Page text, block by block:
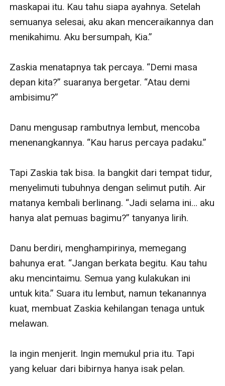
maskapai itu. Kau tahu siapa ayahnya. Setelah
semuanya selesai, aku akan menceraikannya dan
menikahimu. Aku bersumpah, Kia.”
Zaskia menatapnya tak percaya. “Demi masa
depan kita?” suaranya bergetar. “Atau demi
ambisimu?”
Danu mengusap rambutnya lembut, mencoba
menenangkannya. “Kau harus percaya padaku.”
Tapi Zaskia tak bisa. Ia bangkit dari tempat tidur,
menyelimuti tubuhnya dengan selimut putih. Air
matanya kembali berlinang. “Jadi selama ini… aku
hanya alat pemuas bagimu?” tanyanya lirih.
Danu berdiri, menghampirinya, memegang
bahunya erat. “Jangan berkata begitu. Kau tahu
aku mencintaimu. Semua yang kulakukan ini
untuk kita.” Suara itu lembut, namun tekanannya
kuat, membuat Zaskia kehilangan tenaga untuk
melawan.
Ia ingin menjerit. Ingin memukul pria itu. Tapi
yang keluar dari bibirnya hanya isak pelan.